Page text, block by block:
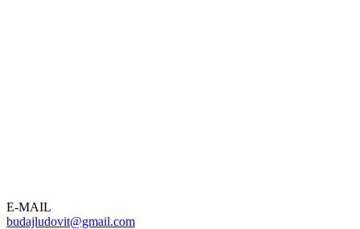
E-MAIL
budajludovit@gmail.com